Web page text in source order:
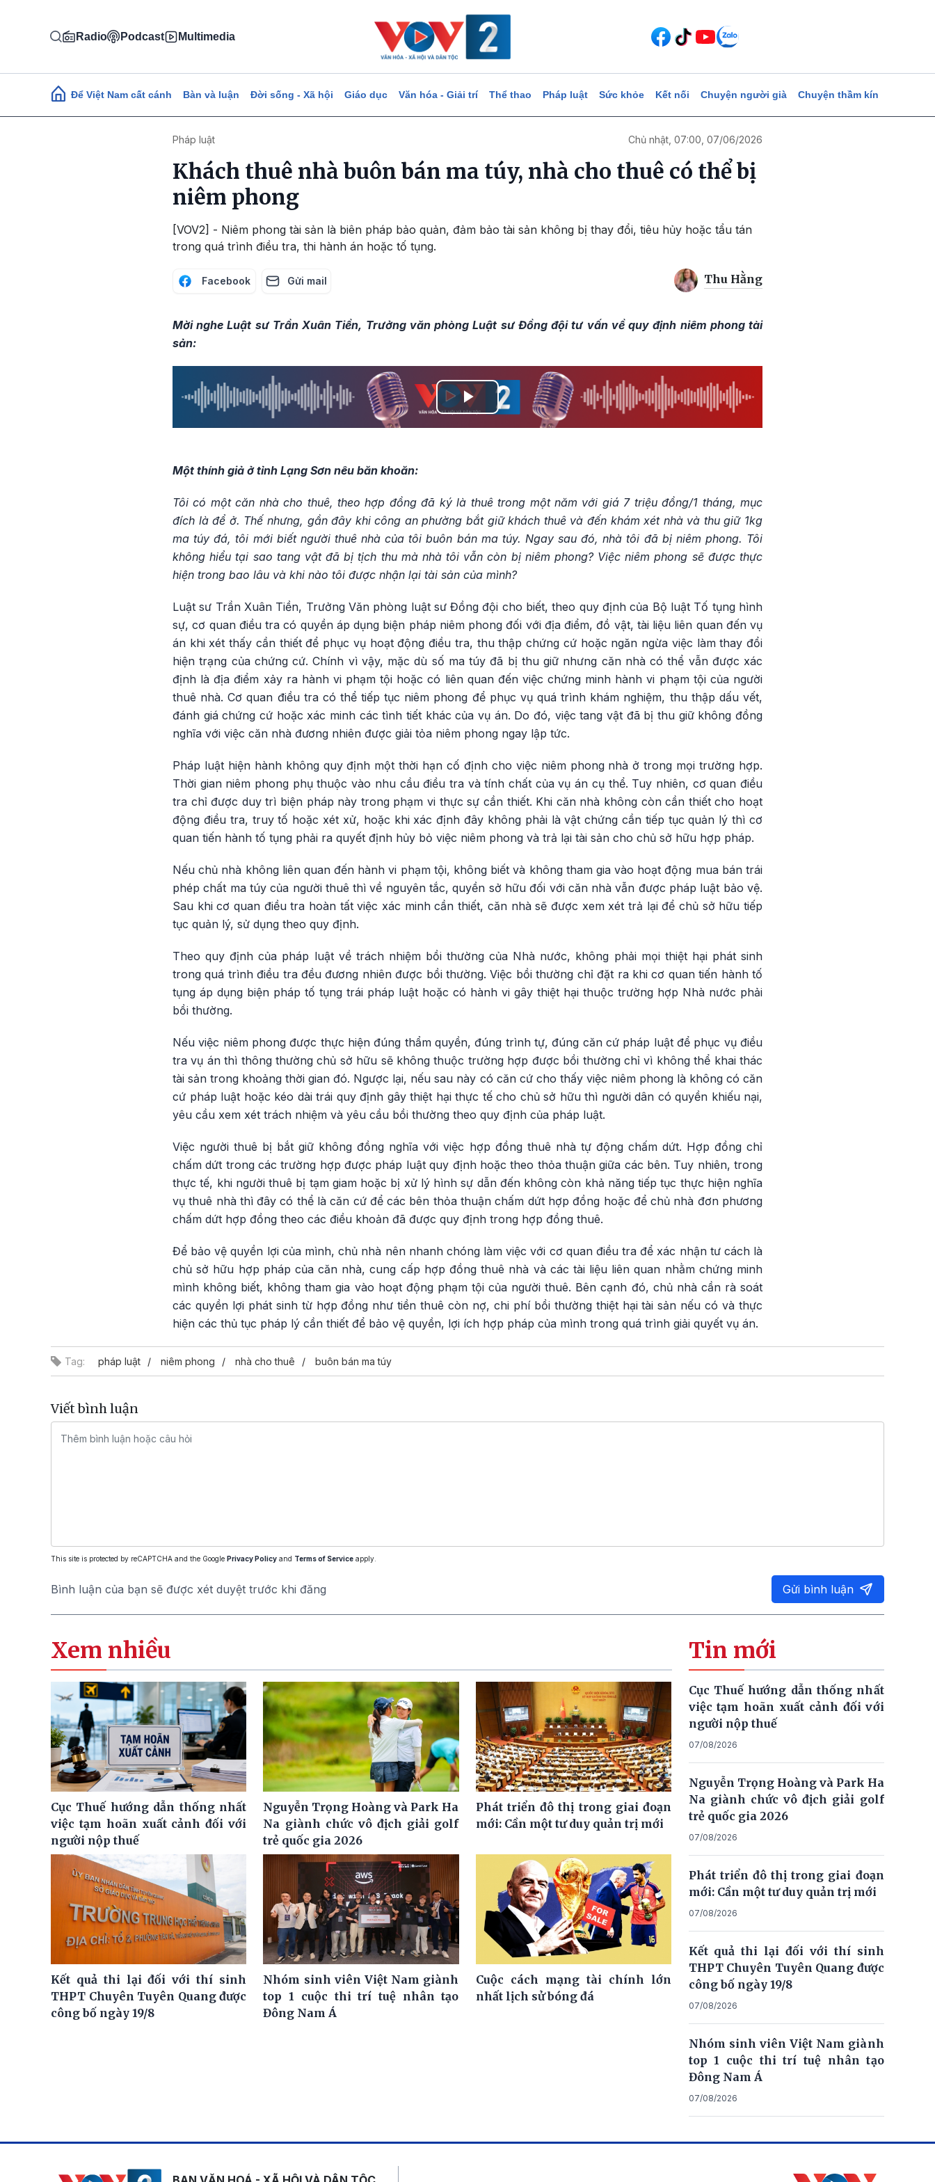
Radio Podcast Multimedia
Main navigation
Để Việt Nam cất cánh Bàn và luận Đời sống - Xã hội Giáo dục Văn hóa - Giải trí Thể thao Pháp luật Sức khỏe Kết nối Chuyện người già Chuyện thầm kín
Pháp luật Chủ nhật, 07:00, 07/06/2026
Khách thuê nhà buôn bán ma túy, nhà cho thuê có thể bị
niêm phong
[VOV2] - Niêm phong tài sản là biên pháp bảo quản, đảm bảo tài sản không bị thay đổi, tiêu hủy hoặc tẩu tán
trong quá trình điều tra, thi hành án hoặc tố tụng.
Facebook Gửi mail Thu Hằng
Mời nghe Luật sư Trần Xuân Tiền, Trưởng văn phòng Luật sư Đồng đội tư vấn về quy định niêm phong tài
sản:
Play
Một thính giả ở tỉnh Lạng Sơn nêu băn khoăn:
Tôi có một căn nhà cho thuê, theo hợp đồng đã ký là thuê trong một năm với giá 7 triệu đồng/1 tháng, mục
đích là để ở. Thế nhưng, gần đây khi công an phường bắt giữ khách thuê và đến khám xét nhà và thu giữ 1kg
ma túy đá, tôi mới biết người thuê nhà của tôi buôn bán ma túy. Ngay sau đó, nhà tôi đã bị niêm phong. Tôi
không hiểu tại sao tang vật đã bị tịch thu mà nhà tôi vẫn còn bị niêm phong? Việc niêm phong sẽ được thực
hiện trong bao lâu và khi nào tôi được nhận lại tài sản của mình?
Luật sư Trần Xuân Tiền, Trưởng Văn phòng luật sư Đồng đội cho biết, theo quy định của Bộ luật Tố tụng hình
sự, cơ quan điều tra có quyền áp dụng biện pháp niêm phong đối với địa điểm, đồ vật, tài liệu liên quan đến vụ
án khi xét thấy cần thiết để phục vụ hoạt động điều tra, thu thập chứng cứ hoặc ngăn ngừa việc làm thay đổi
hiện trạng của chứng cứ. Chính vì vậy, mặc dù số ma túy đã bị thu giữ nhưng căn nhà có thể vẫn được xác
định là địa điểm xảy ra hành vi phạm tội hoặc có liên quan đến việc chứng minh hành vi phạm tội của người
thuê nhà. Cơ quan điều tra có thể tiếp tục niêm phong để phục vụ quá trình khám nghiệm, thu thập dấu vết,
đánh giá chứng cứ hoặc xác minh các tình tiết khác của vụ án. Do đó, việc tang vật đã bị thu giữ không đồng
nghĩa với việc căn nhà đương nhiên được giải tỏa niêm phong ngay lập tức.
Pháp luật hiện hành không quy định một thời hạn cố định cho việc niêm phong nhà ở trong mọi trường hợp.
Thời gian niêm phong phụ thuộc vào nhu cầu điều tra và tính chất của vụ án cụ thể. Tuy nhiên, cơ quan điều
tra chỉ được duy trì biện pháp này trong phạm vi thực sự cần thiết. Khi căn nhà không còn cần thiết cho hoạt
động điều tra, truy tố hoặc xét xử, hoặc khi xác định đây không phải là vật chứng cần tiếp tục quản lý thì cơ
quan tiến hành tố tụng phải ra quyết định hủy bỏ việc niêm phong và trả lại tài sản cho chủ sở hữu hợp pháp.
Nếu chủ nhà không liên quan đến hành vi phạm tội, không biết và không tham gia vào hoạt động mua bán trái
phép chất ma túy của người thuê thì về nguyên tắc, quyền sở hữu đối với căn nhà vẫn được pháp luật bảo vệ.
Sau khi cơ quan điều tra hoàn tất việc xác minh cần thiết, căn nhà sẽ được xem xét trả lại để chủ sở hữu tiếp
tục quản lý, sử dụng theo quy định.
Theo quy định của pháp luật về trách nhiệm bồi thường của Nhà nước, không phải mọi thiệt hại phát sinh
trong quá trình điều tra đều đương nhiên được bồi thường. Việc bồi thường chỉ đặt ra khi cơ quan tiến hành tố
tụng áp dụng biện pháp tố tụng trái pháp luật hoặc có hành vi gây thiệt hại thuộc trường hợp Nhà nước phải
bồi thường.
Nếu việc niêm phong được thực hiện đúng thẩm quyền, đúng trình tự, đúng căn cứ pháp luật để phục vụ điều
tra vụ án thì thông thường chủ sở hữu sẽ không thuộc trường hợp được bồi thường chỉ vì không thể khai thác
tài sản trong khoảng thời gian đó. Ngược lại, nếu sau này có căn cứ cho thấy việc niêm phong là không có căn
cứ pháp luật hoặc kéo dài trái quy định gây thiệt hại thực tế cho chủ sở hữu thì người dân có quyền khiếu nại,
yêu cầu xem xét trách nhiệm và yêu cầu bồi thường theo quy định của pháp luật.
Việc người thuê bị bắt giữ không đồng nghĩa với việc hợp đồng thuê nhà tự động chấm dứt. Hợp đồng chỉ
chấm dứt trong các trường hợp được pháp luật quy định hoặc theo thỏa thuận giữa các bên. Tuy nhiên, trong
thực tế, khi người thuê bị tạm giam hoặc bị xử lý hình sự dẫn đến không còn khả năng tiếp tục thực hiện nghĩa
vụ thuê nhà thì đây có thể là căn cứ để các bên thỏa thuận chấm dứt hợp đồng hoặc để chủ nhà đơn phương
chấm dứt hợp đồng theo các điều khoản đã được quy định trong hợp đồng thuê.
Để bảo vệ quyền lợi của mình, chủ nhà nên nhanh chóng làm việc với cơ quan điều tra để xác nhận tư cách là
chủ sở hữu hợp pháp của căn nhà, cung cấp hợp đồng thuê nhà và các tài liệu liên quan nhằm chứng minh
mình không biết, không tham gia vào hoạt động phạm tội của người thuê. Bên cạnh đó, chủ nhà cần rà soát
các quyền lợi phát sinh từ hợp đồng như tiền thuê còn nợ, chi phí bồi thường thiệt hại tài sản nếu có và thực
hiện các thủ tục pháp lý cần thiết để bảo vệ quyền, lợi ích hợp pháp của mình trong quá trình giải quyết vụ án.
Tag: pháp luật niêm phong nhà cho thuê buôn bán ma túy
Viết bình luận
This site is protected by reCAPTCHA and the Google Privacy Policy and Terms of Service apply.
Bình luận của bạn sẽ được xét duyệt trước khi đăng Gửi bình luận
Xem nhiều
Cục Thuế hướng dẫn thống nhất
việc tạm hoãn xuất cảnh đối với
người nộp thuế
Nguyễn Trọng Hoàng và Park Ha
Na giành chức vô địch giải golf
trẻ quốc gia 2026
Phát triển đô thị trong giai đoạn
mới: Cần một tư duy quản trị mới
Kết quả thi lại đối với thí sinh
THPT Chuyên Tuyên Quang được
công bố ngày 19/8
Nhóm sinh viên Việt Nam giành
top 1 cuộc thi trí tuệ nhân tạo
Đông Nam Á
Cuộc cách mạng tài chính lớn
nhất lịch sử bóng đá
Tin mới
Cục Thuế hướng dẫn thống nhất
việc tạm hoãn xuất cảnh đối với
người nộp thuế
07/08/2026
Nguyễn Trọng Hoàng và Park Ha
Na giành chức vô địch giải golf
trẻ quốc gia 2026
07/08/2026
Phát triển đô thị trong giai đoạn
mới: Cần một tư duy quản trị mới
07/08/2026
Kết quả thi lại đối với thí sinh
THPT Chuyên Tuyên Quang được
công bố ngày 19/8
07/08/2026
Nhóm sinh viên Việt Nam giành
top 1 cuộc thi trí tuệ nhân tạo
Đông Nam Á
07/08/2026